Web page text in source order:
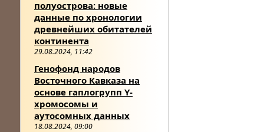
полуострова: новые
данные по хронологии
древнейших обитателей
континента
29.08.2024, 11:42
Генофонд народов
Восточного Кавказа на
основе гаплогрупп Y-
хромосомы и
аутосомных данных
18.08.2024, 09:00